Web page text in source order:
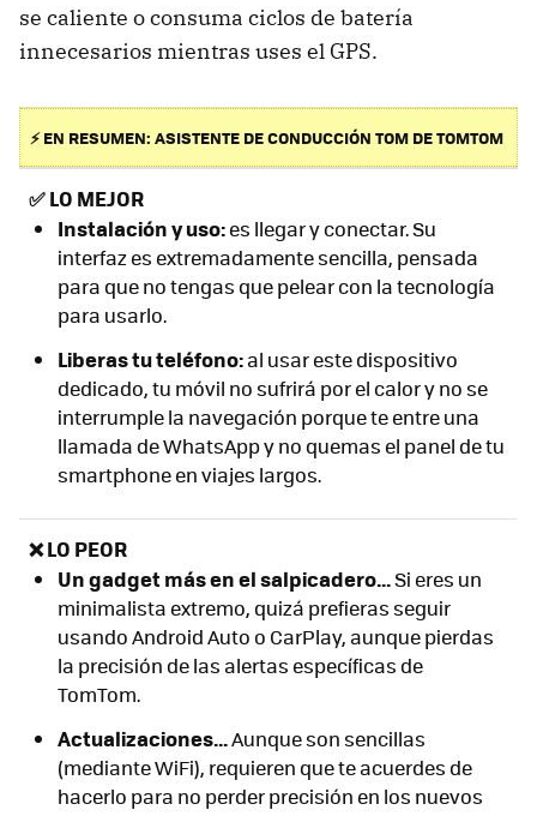
se caliente o consuma ciclos de batería
innecesarios mientras uses el GPS.
⚡ EN RESUMEN: ASISTENTE DE CONDUCCIÓN TOM DE TOMTOM
✅LO MEJOR
Instalación y uso:es llegar y conectar. Su
interfaz es extremadamente sencilla, pensada
para que no tengas que pelear con la tecnología
para usarlo.
Liberas tu teléfono:al usar este dispositivo
dedicado, tu móvil no sufrirá por el calor y no se
interrumple la navegación porque te entre una
llamada de WhatsApp y no quemas el panel de tu
smartphone en viajes largos.
❌ LO PEOR
Un gadget más en el salpicadero...Si eres un
minimalista extremo, quizá prefieras seguir
usando Android Auto o CarPlay, aunque pierdas
la precisión de las alertas específicas de
TomTom.
Actualizaciones...Aunque son sencillas
(mediante WiFi), requieren que te acuerdes de
hacerlo para no perder precisión en los nuevos